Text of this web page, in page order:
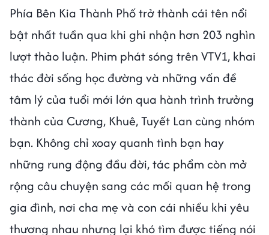
Phía Bên Kia Thành Phố trở thành cái tên nổi
bật nhất tuần qua khi ghi nhận hơn 203 nghìn
lượt thảo luận. Phim phát sóng trên VTV1, khai
thác đời sống học đường và những vấn đề
tâm lý của tuổi mới lớn qua hành trình trưởng
thành của Cương, Khuê, Tuyết Lan cùng nhóm
bạn. Không chỉ xoay quanh tình bạn hay
những rung động đầu đời, tác phẩm còn mở
rộng câu chuyện sang các mối quan hệ trong
gia đình, nơi cha mẹ và con cái nhiều khi yêu
thương nhau nhưng lại khó tìm được tiếng nói